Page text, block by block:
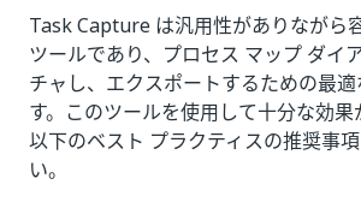
Task Capture は汎用性がありながら
ツールであり、プロセス マップ ダイ
チャし、エクスポートするための最
す。このツールを使用して十分な効果
以下のベスト プラクティスの推奨事
い。